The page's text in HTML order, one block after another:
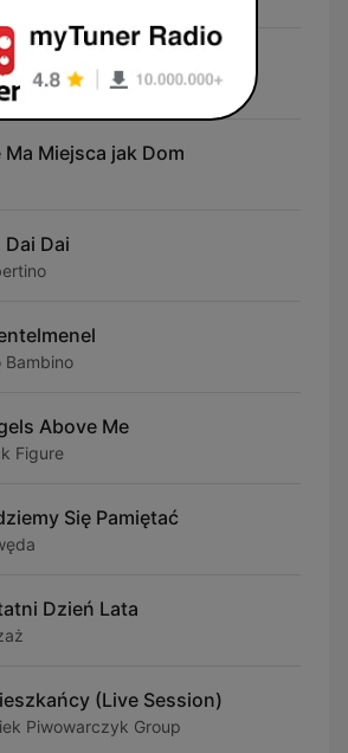
Blokesz
Ma Miejsca jak Dom
Dai Dai
Bambino
Above Me
Figure
Się Pamiętać
Dzień Lata
(Live Session)
Piwowarczyk Group